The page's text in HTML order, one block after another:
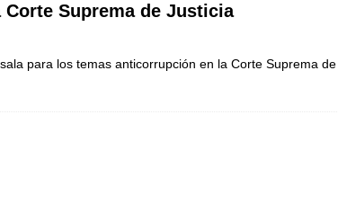
tres denunciantes entregan los detalles de porque se
Vargas
examen toxicológico a exdirectora del Dapre Angie Rodríguez
Suprema de Justicia
para los temas anticorrupción en la Corte Suprema de